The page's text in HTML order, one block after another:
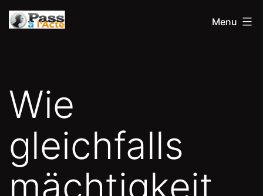
Aller
auPass
Menu
Wie
gleichfalls
mächtigkeit